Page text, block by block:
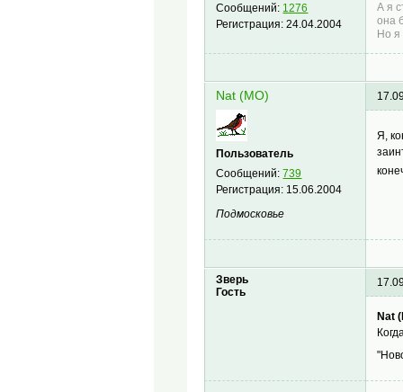
Сообщений: 1276
Регистрация:24.04.2004
А я
она
Но
Nat (МО)
Пользователь
Сообщений:739
Регистрация: 15.06.2004
Подмосковье
Я,
Зверь
Гость
Nat